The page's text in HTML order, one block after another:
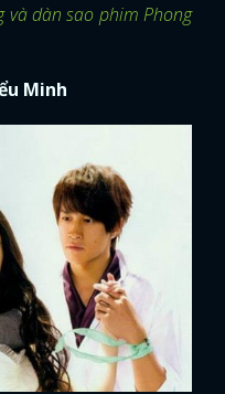
và dàn sao phim Phong
Minh